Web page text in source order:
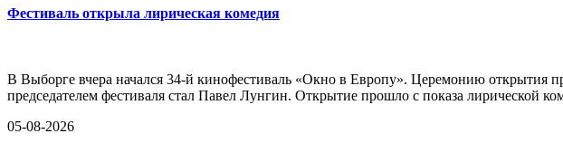
Фестиваль открыла лирическая комедия
В Выборге вчера начался 34-й кинофестиваль «Окно в Европу». Церемонию открытия
председателем фестиваля стал Павел Лунгин. Открытие прошло с показа лирической
05-08-2026